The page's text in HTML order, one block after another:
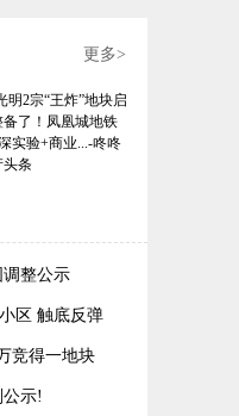
更多>
调整公示
区 触底反弹
竞得一地块
示!